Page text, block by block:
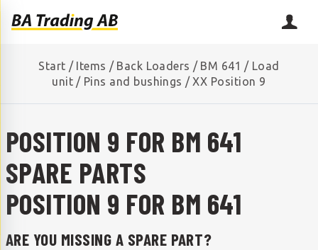
Start / Items / Back Loaders / BM 641 / Load
unit / Pins and bushings / XX Position 9
POSITION 9 FOR BM 641
SPARE PARTS
POSITION 9 FOR BM 641
ARE YOU MISSING A SPARE PART?